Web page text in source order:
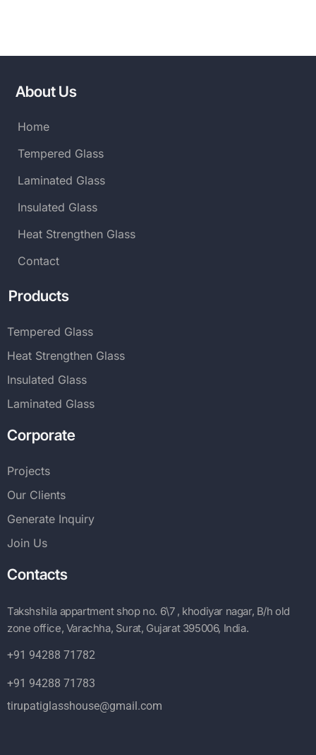
About Us
Home
Tempered Glass
Laminated Glass
Insulated Glass
Heat Strengthen Glass
Contact
Products
Tempered Glass
Heat Strengthen Glass
Insulated Glass
Laminated Glass
Corporate
Projects
Our Clients
Generate Inquiry
Join Us
Contacts
Takshshila appartment shop no. 6\7 , khodiyar nagar, B/h old
zone office, Varachha, Surat, Gujarat 395006, India.
+91 94288 71782
+91 94288 71783
tirupatiglasshouse@gmail.com